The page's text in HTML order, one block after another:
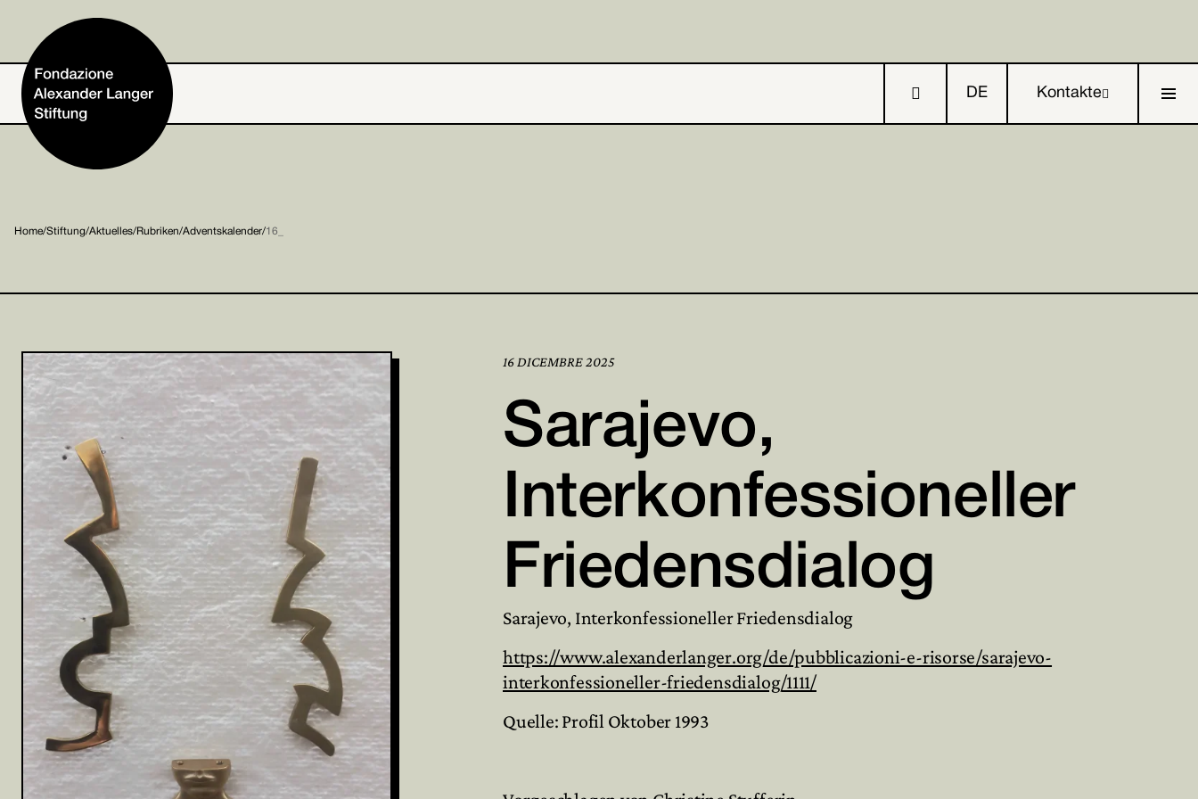
Alexander Langer
Archiv
Mitmachen
 DE Kontakte
Home/Stiftung/Aktuelles/Rubriken/Adventskalender/16_
16 DICEMBRE 2025
Sarajevo,
Interkonfessioneller
Friedensdialog
Sarajevo, Interkonfessioneller Friedensdialog
https://www.alexanderlanger.org/de/pubblicazioni-e-risorse/sarajevo-
interkonfessioneller-friedensdialog/1111/
Quelle: Profil Oktober 1993